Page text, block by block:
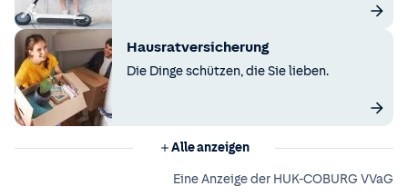
Hausratversicherung
Die Dinge schützen, die Sie lieben.
Alle anzeigen
Eine Anzeige der HUK-COBURG VVaG